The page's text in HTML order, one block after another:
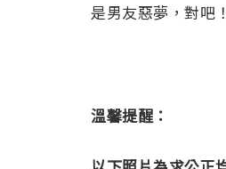
是男友惡夢，對吧！
溫馨提醒：